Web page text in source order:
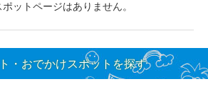
ットページはありません。
・おでかけスポットを探す